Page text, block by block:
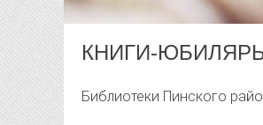
КНИГИ-
Библиотеки Пинского